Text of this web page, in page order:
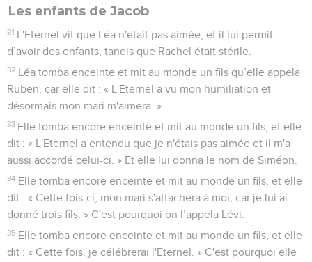
Les enfants de Jacob
31 L'Eternel vit que Léa n'était pas aimée, et il lui permit
d’avoir des enfants, tandis que Rachel était stérile.
32 Léa tomba enceinte et mit au monde un fils qu’elle appela
Ruben, car elle dit : « L'Eternel a vu mon humiliation et
désormais mon mari m'aimera. »
33 Elle tomba encore enceinte et mit au monde un fils, et elle
dit : « L'Eternel a entendu que je n'étais pas aimée et il m'a
aussi accordé celui-ci. » Et elle lui donna le nom de Siméon.
34 Elle tomba encore enceinte et mit au monde un fils, et elle
dit : « Cette fois-ci, mon mari s'attachera à moi, car je lui ai
donné trois fils. » C'est pourquoi on l’appela Lévi.
35 Elle tomba encore enceinte et mit au monde un fils, et elle
dit : « Cette fois, je célébrerai l'Eternel. » C'est pourquoi elle